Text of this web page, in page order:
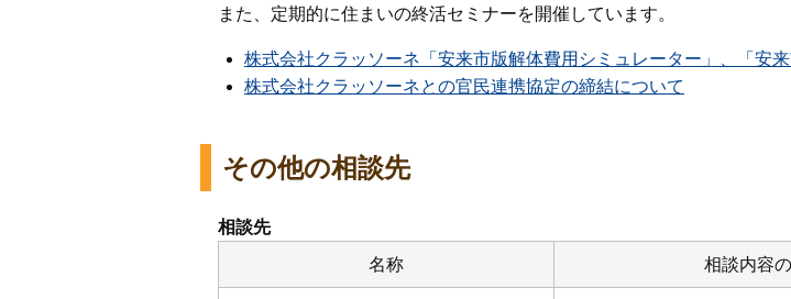
また、定期的に住まいの終活セミナーを開催しています。
株式会社クラッソーネ「安来市版解体費用シミュレーター」、「安来
株式会社クラッソーネとの官民連携協定の締結について
その他の相談先
相談先
名称
相談内容